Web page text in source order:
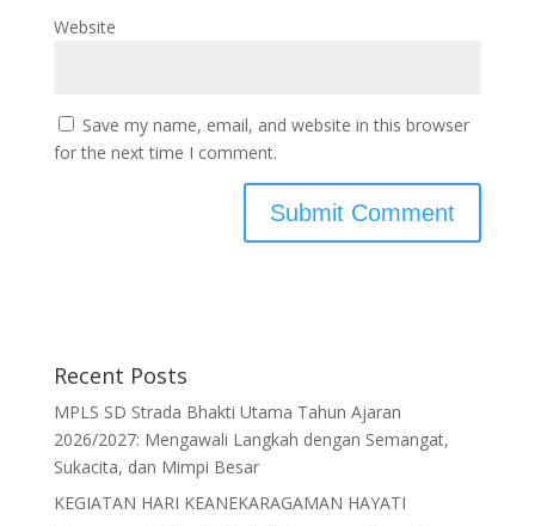
Website
Save my name, email, and website in this browser
for the next time I comment.
Recent Posts
MPLS SD Strada Bhakti Utama Tahun Ajaran
2026/2027: Mengawali Langkah dengan Semangat,
Sukacita, dan Mimpi Besar
KEGIATAN HARI KEANEKARAGAMAN HAYATI